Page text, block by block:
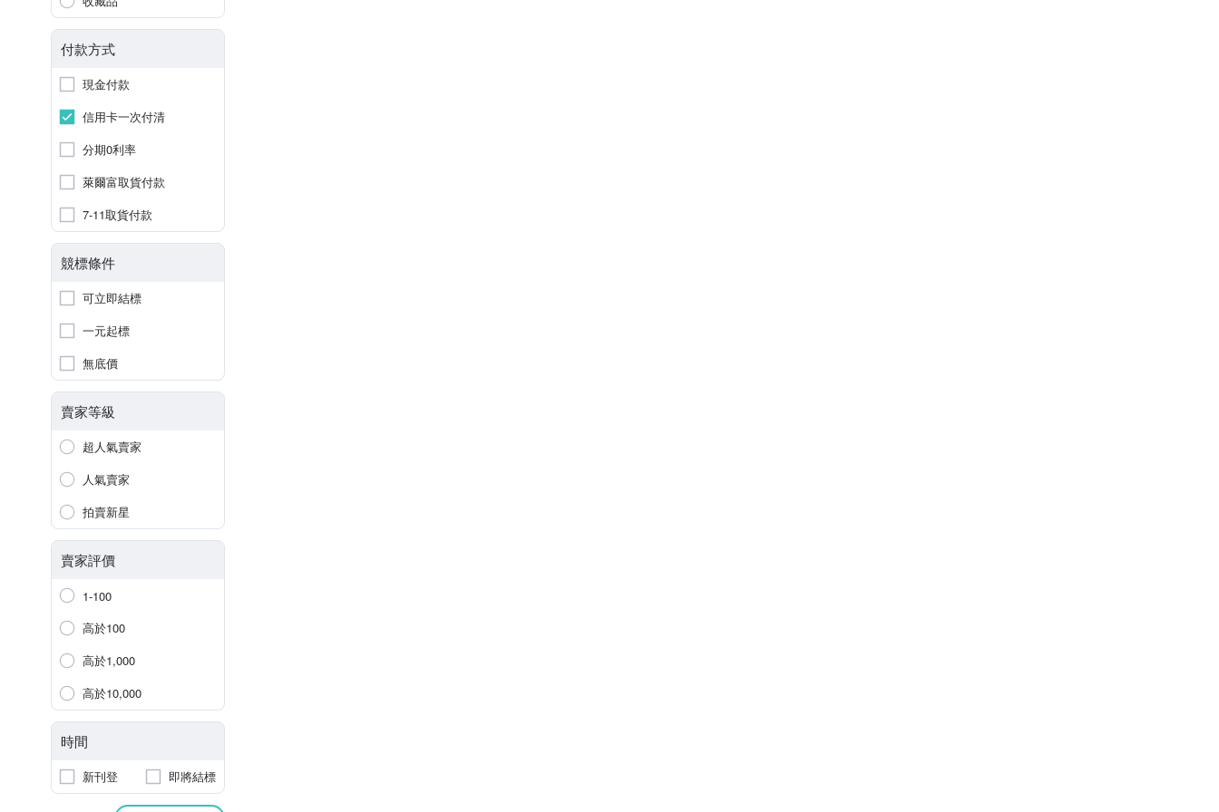
付款方式
現金付款
信用卡一次付清
分期0利率
萊爾富取貨付款
7-11取貨付款
競標條件
可立即結標
一元起標
無底價
賣家等級
超人氣賣家
人氣賣家
拍賣新星
賣家評價
1-100
高於100
高於1,000
高於10,000
時間
新刊登 即將結標